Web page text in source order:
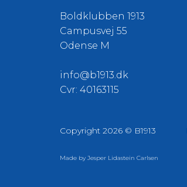
Boldklubben 1913
Campusvej 55
Odense M
info@b1913.dk
Cvr: 40163115
Copyright 2026 © B1913
Made by Jesper Lidastein Carlsen